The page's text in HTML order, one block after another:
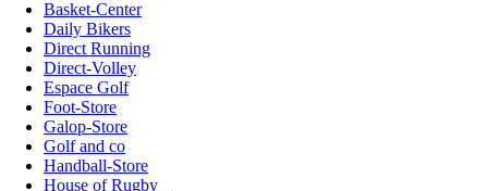
Basket-Center
Daily Bikers
Direct Running
Direct-Volley
Espace Golf
Foot-Store
Galop-Store
Golf and co
Handball-Store
House of Rugby